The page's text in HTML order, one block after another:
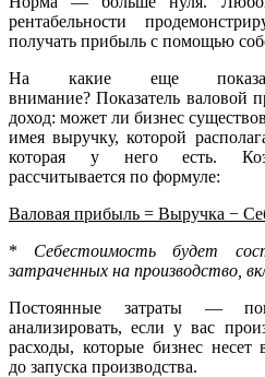
рентабельности
получать прибыль с помощью
На какие еще
внимание? Показатель валовой
доход: может ли бизнес
имея выручку, которой
которая у него есть.
рассчитывается по формуле:
Валовая прибыль = Выручка −
* Себестоимость будет
затраченных на производство,
Постоянные затраты —
анализировать, если у вас
расходы, которые бизнес несет
до запуска производства.